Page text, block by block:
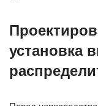
установка